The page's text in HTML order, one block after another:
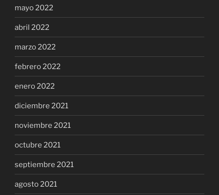
mayo 2022
abril 2022
marzo 2022
febrero 2022
enero 2022
diciembre 2021
noviembre 2021
octubre 2021
septiembre 2021
agosto 2021